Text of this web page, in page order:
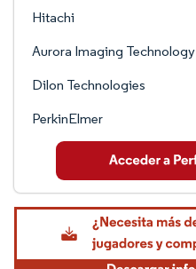
Hitachi
Aurora Imaging Technology
Dilon Technologies
PerkinElmer